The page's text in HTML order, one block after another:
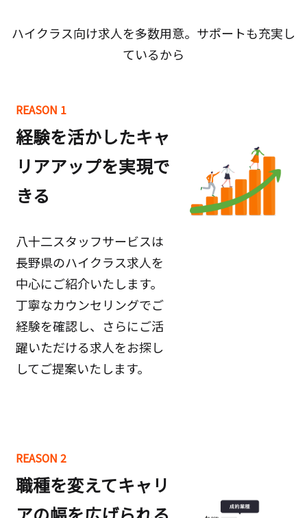
ハイクラス向け求人を多数用意。サポートも充実し
ているから
REASON 1
経験を活かしたキャ
リアアップを実現で
きる
八十二スタッフサービスは
長野県のハイクラス求人を
中心にご紹介いたします。
丁寧なカウンセリングでご
経験を確認し、さらにご活
躍いただける求人をお探し
してご提案いたします。
REASON 2
職種を変えてキャリ